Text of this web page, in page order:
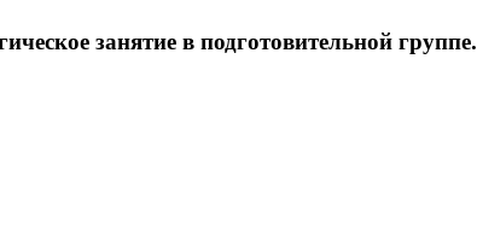
занятие в подготовительной группе.